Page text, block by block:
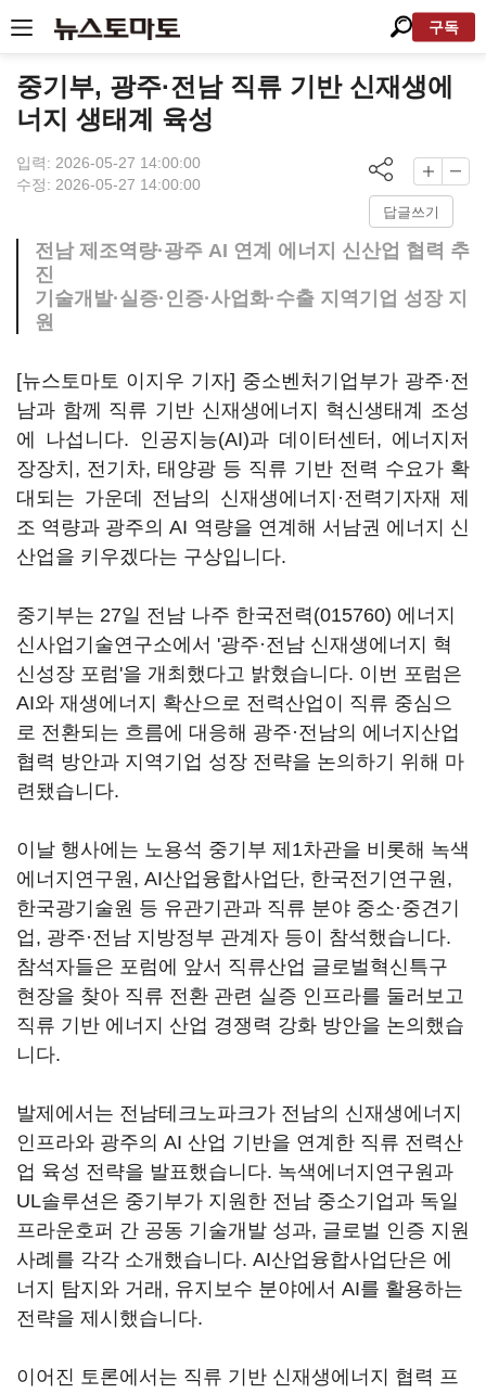
구독
중기부, 광주·전남 직류 기반 신재생에
너지 생태계 육성
입력: 2026-05-27 14:00:00
수정: 2026-05-27 14:00:00
답글쓰기
전남 제조역량·광주 AI 연계 에너지 신산업 협력 추
진
기술개발·실증·인증·사업화·수출 지역기업 성장 지
원
[뉴스토마토 이지우 기자] 중소벤처기업부가 광주·전
남과 함께 직류 기반 신재생에너지 혁신생태계 조성
에 나섭니다. 인공지능(AI)과 데이터센터, 에너지저
장장치, 전기차, 태양광 등 직류 기반 전력 수요가 확
대되는 가운데 전남의 신재생에너지·전력기자재 제
조 역량과 광주의 AI 역량을 연계해 서남권 에너지 신
산업을 키우겠다는 구상입니다.
중기부는 27일 전남 나주 한국전력(015760) 에너지
신사업기술연구소에서 '광주·전남 신재생에너지 혁
신성장 포럼'을 개최했다고 밝혔습니다. 이번 포럼은
AI와 재생에너지 확산으로 전력산업이 직류 중심으
로 전환되는 흐름에 대응해 광주·전남의 에너지산업
협력 방안과 지역기업 성장 전략을 논의하기 위해 마
련됐습니다.
이날 행사에는 노용석 중기부 제1차관을 비롯해 녹색
에너지연구원, AI산업융합사업단, 한국전기연구원,
한국광기술원 등 유관기관과 직류 분야 중소·중견기
업, 광주·전남 지방정부 관계자 등이 참석했습니다.
참석자들은 포럼에 앞서 직류산업 글로벌혁신특구
현장을 찾아 직류 전환 관련 실증 인프라를 둘러보고
직류 기반 에너지 산업 경쟁력 강화 방안을 논의했습
니다.
발제에서는 전남테크노파크가 전남의 신재생에너지
인프라와 광주의 AI 산업 기반을 연계한 직류 전력산
업 육성 전략을 발표했습니다. 녹색에너지연구원과
UL솔루션은 중기부가 지원한 전남 중소기업과 독일
프라운호퍼 간 공동 기술개발 성과, 글로벌 인증 지원
사례를 각각 소개했습니다. AI산업융합사업단은 에
너지 탐지와 거래, 유지보수 분야에서 AI를 활용하는
전략을 제시했습니다.
이어진 토론에서는 직류 기반 신재생에너지 협력 프